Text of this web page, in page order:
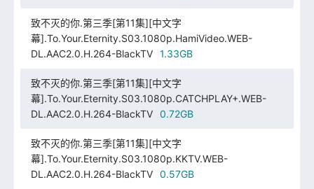
致不灭的你.第三季[第11集][中文字
幕].To.Your.Eternity.S03.1080p.HamiVideo.WEB-
DL.AAC2.0.H.264-BlackTV
1.33GB
致不灭的你.第三季[第11集][中文字
幕].To.Your.Eternity.S03.1080p.CATCHPLAY+.WEB-
DL.AAC2.0.H.264-BlackTV
0.72GB
致不灭的你.第三季[第11集][中文字
幕].To.Your.Eternity.S03.1080p.KKTV.WEB-
DL.AAC2.0.H.264-BlackTV
0.57GB